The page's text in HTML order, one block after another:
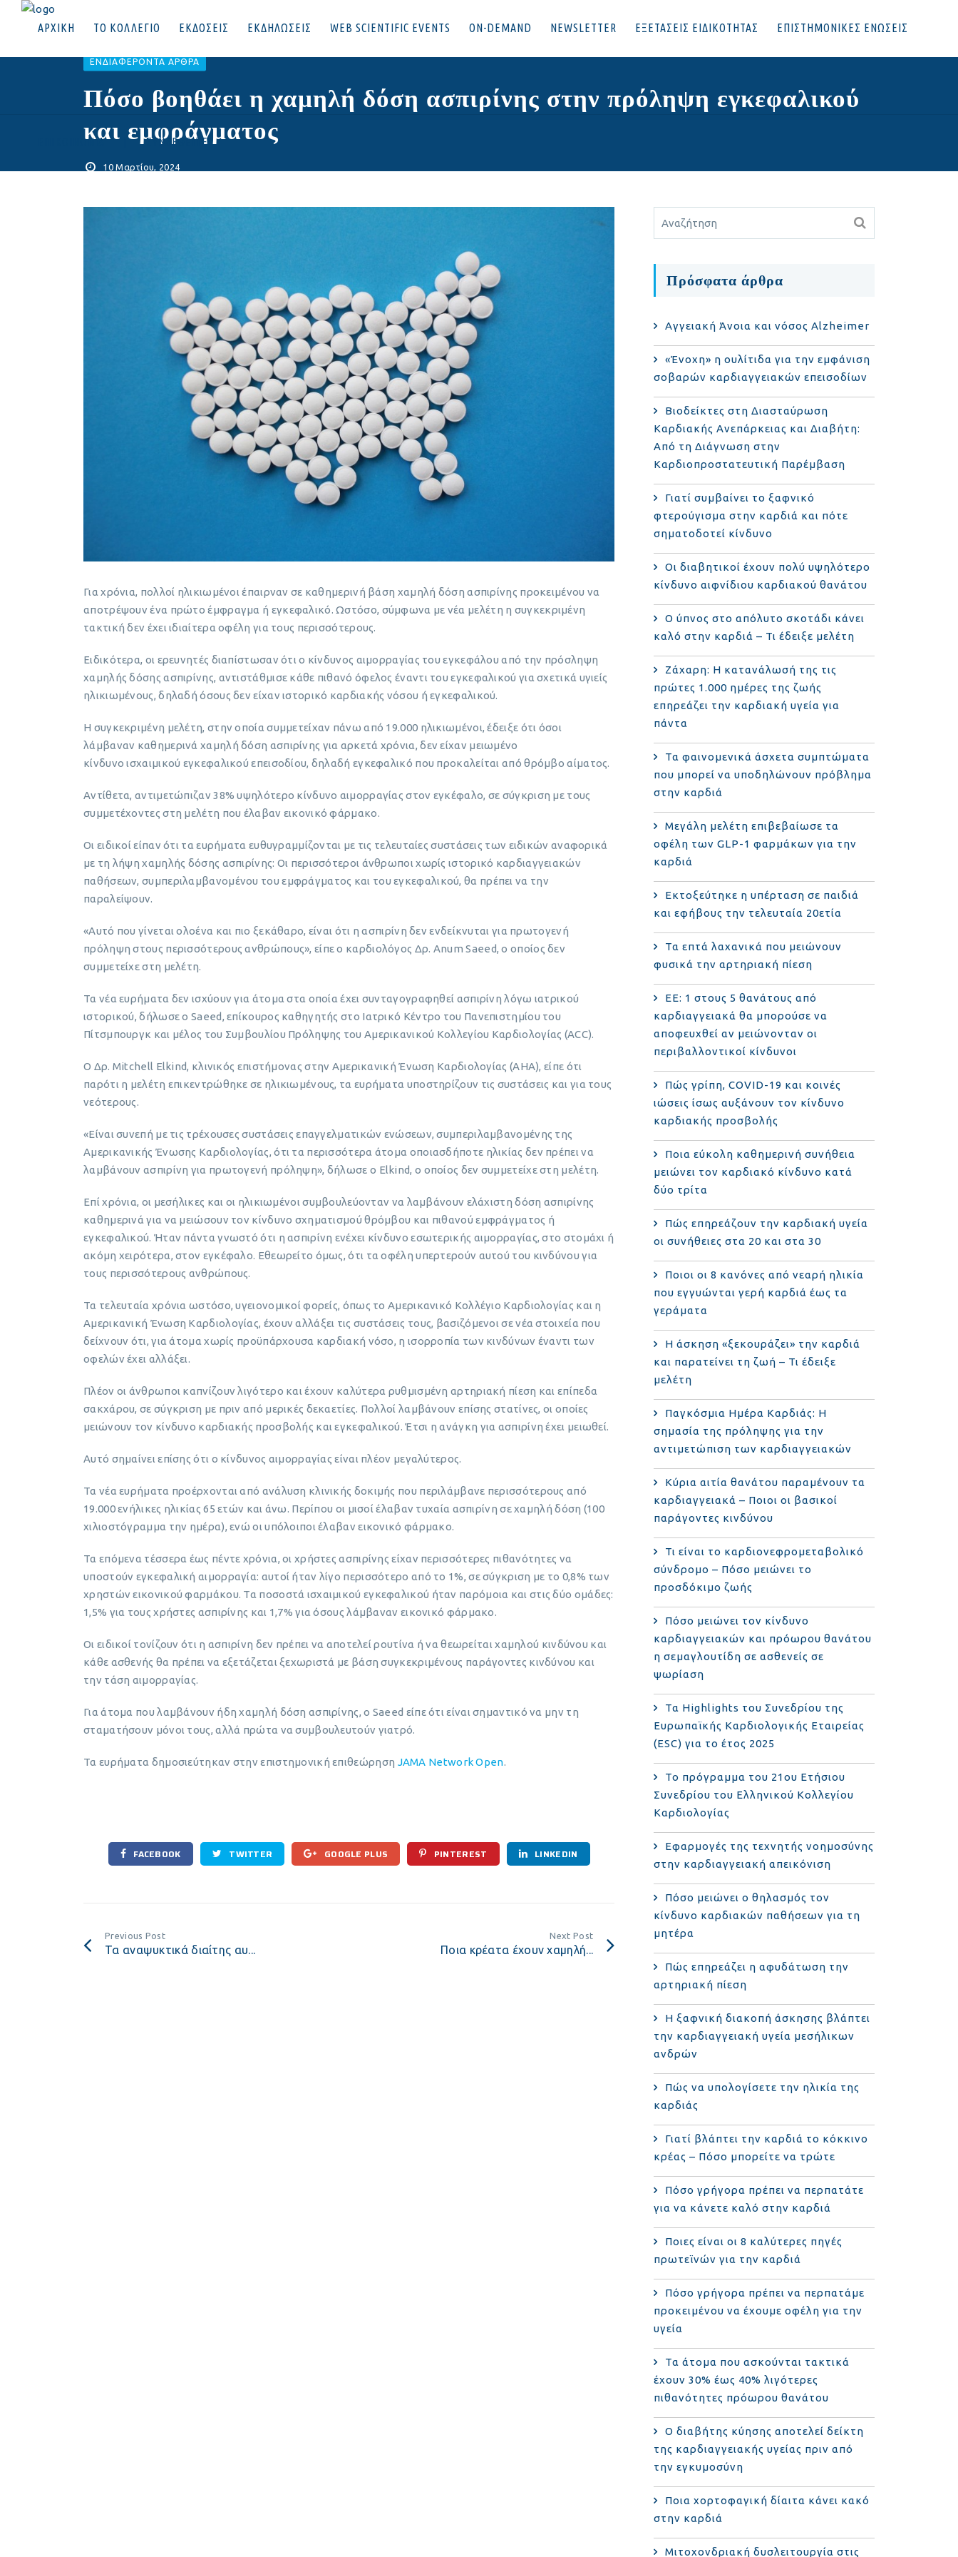
ΑΡΧΙΚΗ ΤΟ ΚΟΛΛΕΓΙΟ ΕΚΔΟΣΕΙΣ ΕΚΔΗΛΩΣΕΙΣ WEB SCIENTIFIC EVENTS ON-DEMAND NEWSLETTER ΕΞΕΤΑΣΕΙΣ ΕΙΔΙΚΟΤΗΤΑΣ ΕΠΙΣΤΗΜΟΝΙΚΕΣ ΕΝΩΣΕΙΣ
ΕΠΙΚΟΙΝΩΝΙΑ ΣΥΝΔΕΘΕΙΤΕ
EΝΔΙΑΦΈΡΟΝΤΑ ΆΡΘΡΑ
Πόσο βοηθάει η χαμηλή δόση ασπιρίνης στην πρόληψη εγκεφαλικού
και εμφράγματος
10 Μαρτίου, 2024
Για χρόνια, πολλοί ηλικιωμένοι έπαιρναν σε καθημερινή βάση χαμηλή δόση ασπιρίνης προκειμένου να
αποτρέψουν ένα πρώτο έμφραγμα ή εγκεφαλικό. Ωστόσο, σύμφωνα με νέα μελέτη η συγκεκριμένη
τακτική δεν έχει ιδιαίτερα οφέλη για τους περισσότερους.
Ειδικότερα, οι ερευνητές διαπίστωσαν ότι ο κίνδυνος αιμορραγίας του εγκεφάλου από την πρόσληψη
χαμηλής δόσης ασπιρίνης, αντιστάθμισε κάθε πιθανό όφελος έναντι του εγκεφαλικού για σχετικά υγιείς
ηλικιωμένους, δηλαδή όσους δεν είχαν ιστορικό καρδιακής νόσου ή εγκεφαλικού.
Η συγκεκριμένη μελέτη, στην οποία συμμετείχαν πάνω από 19.000 ηλικιωμένοι, έδειξε ότι όσοι
λάμβαναν καθημερινά χαμηλή δόση ασπιρίνης για αρκετά χρόνια, δεν είχαν μειωμένο
κίνδυνο ισχαιμικού εγκεφαλικού επεισοδίου, δηλαδή εγκεφαλικό που προκαλείται από θρόμβο αίματος.
Αντίθετα, αντιμετώπιζαν 38% υψηλότερο κίνδυνο αιμορραγίας στον εγκέφαλο, σε σύγκριση με τους
συμμετέχοντες στη μελέτη που έλαβαν εικονικό φάρμακο.
Οι ειδικοί είπαν ότι τα ευρήματα ευθυγραμμίζονται με τις τελευταίες συστάσεις των ειδικών αναφορικά
με τη λήψη χαμηλής δόσης ασπιρίνης: Οι περισσότεροι άνθρωποι χωρίς ιστορικό καρδιαγγειακών
παθήσεων, συμπεριλαμβανομένου του εμφράγματος και του εγκεφαλικού, θα πρέπει να την
παραλείψουν.
«Αυτό που γίνεται ολοένα και πιο ξεκάθαρο, είναι ότι η ασπιρίνη δεν ενδείκνυται για πρωτογενή
πρόληψη στους περισσότερους ανθρώπους», είπε ο καρδιολόγος Δρ. Anum Saeed, ο οποίος δεν
συμμετείχε στη μελέτη.
Τα νέα ευρήματα δεν ισχύουν για άτομα στα οποία έχει συνταγογραφηθεί ασπιρίνη λόγω ιατρικού
ιστορικού, δήλωσε ο Saeed, επίκουρος καθηγητής στο Ιατρικό Κέντρο του Πανεπιστημίου του
Πίτσμπουργκ και μέλος του Συμβουλίου Πρόληψης του Αμερικανικού Κολλεγίου Καρδιολογίας (ACC).
Ο Δρ. Mitchell Elkind, κλινικός επιστήμονας στην Αμερικανική Ένωση Καρδιολογίας (AHA), είπε ότι
παρότι η μελέτη επικεντρώθηκε σε ηλικιωμένους, τα ευρήματα υποστηρίζουν τις συστάσεις και για τους
νεότερους.
«Είναι συνεπή με τις τρέχουσες συστάσεις επαγγελματικών ενώσεων, συμπεριλαμβανομένης της
Αμερικανικής Ένωσης Καρδιολογίας, ότι τα περισσότερα άτομα οποιασδήποτε ηλικίας δεν πρέπει να
λαμβάνουν ασπιρίνη για πρωτογενή πρόληψη», δήλωσε ο Elkind, ο οποίος δεν συμμετείχε στη μελέτη.
Επί χρόνια, οι μεσήλικες και οι ηλικιωμένοι συμβουλεύονταν να λαμβάνουν ελάχιστη δόση ασπιρίνης
καθημερινά για να μειώσουν τον κίνδυνο σχηματισμού θρόμβου και πιθανού εμφράγματος ή
εγκεφαλικού. Ήταν πάντα γνωστό ότι η ασπιρίνη ενέχει κίνδυνο εσωτερικής αιμορραγίας, στο στομάχι ή
ακόμη χειρότερα, στον εγκέφαλο. Εθεωρείτο όμως, ότι τα οφέλη υπερτερούν αυτού του κινδύνου για
τους περισσότερους ανθρώπους.
Τα τελευταία χρόνια ωστόσο, υγειονομικοί φορείς, όπως το Αμερικανικό Κολλέγιο Καρδιολογίας και η
Αμερικανική Ένωση Καρδιολογίας, έχουν αλλάξει τις συστάσεις τους, βασιζόμενοι σε νέα στοιχεία που
δείχνουν ότι, για άτομα χωρίς προϋπάρχουσα καρδιακή νόσο, η ισορροπία των κινδύνων έναντι των
οφελών έχει αλλάξει.
Πλέον οι άνθρωποι καπνίζουν λιγότερο και έχουν καλύτερα ρυθμισμένη αρτηριακή πίεση και επίπεδα
σακχάρου, σε σύγκριση με πριν από μερικές δεκαετίες. Πολλοί λαμβάνουν επίσης στατίνες, οι οποίες
μειώνουν τον κίνδυνο καρδιακής προσβολής και εγκεφαλικού. Έτσι η ανάγκη για ασπιρίνη έχει μειωθεί.
Αυτό σημαίνει επίσης ότι ο κίνδυνος αιμορραγίας είναι πλέον μεγαλύτερος.
Τα νέα ευρήματα προέρχονται από ανάλυση κλινικής δοκιμής που περιλάμβανε περισσότερους από
19.000 ενήλικες ηλικίας 65 ετών και άνω. Περίπου οι μισοί έλαβαν τυχαία ασπιρίνη σε χαμηλή δόση (100
χιλιοστόγραμμα την ημέρα), ενώ οι υπόλοιποι έλαβαν εικονικό φάρμακο.
Τα επόμενα τέσσερα έως πέντε χρόνια, οι χρήστες ασπιρίνης είχαν περισσότερες πιθανότητες να
υποστούν εγκεφαλική αιμορραγία: αυτοί ήταν λίγο περισσότερο από το 1%, σε σύγκριση με το 0,8% των
χρηστών εικονικού φαρμάκου. Τα ποσοστά ισχαιμικού εγκεφαλικού ήταν παρόμοια και στις δύο ομάδες:
1,5% για τους χρήστες ασπιρίνης και 1,7% για όσους λάμβαναν εικονικό φάρμακο.
Οι ειδικοί τονίζουν ότι η ασπιρίνη δεν πρέπει να αποτελεί ρουτίνα ή να θεωρείται χαμηλού κινδύνου και
κάθε ασθενής θα πρέπει να εξετάζεται ξεχωριστά με βάση συγκεκριμένους παράγοντες κινδύνου και
την τάση αιμορραγίας.
Για άτομα που λαμβάνουν ήδη χαμηλή δόση ασπιρίνης, ο Saeed είπε ότι είναι σημαντικό να μην τη
σταματήσουν μόνοι τους, αλλά πρώτα να συμβουλευτούν γιατρό.
Τα ευρήματα δημοσιεύτηκαν στην επιστημονική επιθεώρηση JAMA Network Open.
FACEBOOK TWITTER GOOGLE PLUS PINTEREST LINKEDIN
Previous Post
Τα αναψυκτικά διαίτης αυ...
Next Post
Ποια κρέατα έχουν χαμηλή...
Πρόσφατα άρθρα
Αγγειακή Άνοια και νόσος Alzheimer
«Ένοχη» η ουλίτιδα για την εμφάνιση
σοβαρών καρδιαγγειακών επεισοδίων
Βιοδείκτες στη Διασταύρωση
Καρδιακής Ανεπάρκειας και Διαβήτη:
Από τη Διάγνωση στην
Καρδιοπροστατευτική Παρέμβαση
Γιατί συμβαίνει το ξαφνικό
φτερούγισμα στην καρδιά και πότε
σηματοδοτεί κίνδυνο
Οι διαβητικοί έχουν πολύ υψηλότερο
κίνδυνο αιφνίδιου καρδιακού θανάτου
Ο ύπνος στο απόλυτο σκοτάδι κάνει
καλό στην καρδιά – Τι έδειξε μελέτη
Ζάχαρη: Η κατανάλωσή της τις
πρώτες 1.000 ημέρες της ζωής
επηρεάζει την καρδιακή υγεία για
πάντα
Τα φαινομενικά άσχετα συμπτώματα
που μπορεί να υποδηλώνουν πρόβλημα
στην καρδιά
Μεγάλη μελέτη επιβεβαίωσε τα
οφέλη των GLP-1 φαρμάκων για την
καρδιά
Εκτοξεύτηκε η υπέρταση σε παιδιά
και εφήβους την τελευταία 20ετία
Τα επτά λαχανικά που μειώνουν
φυσικά την αρτηριακή πίεση
ΕΕ: 1 στους 5 θανάτους από
καρδιαγγειακά θα μπορούσε να
αποφευχθεί αν μειώνονταν οι
περιβαλλοντικοί κίνδυνοι
Πώς γρίπη, COVID-19 και κοινές
ιώσεις ίσως αυξάνουν τον κίνδυνο
καρδιακής προσβολής
Ποια εύκολη καθημερινή συνήθεια
μειώνει τον καρδιακό κίνδυνο κατά
δύο τρίτα
Πώς επηρεάζουν την καρδιακή υγεία
οι συνήθειες στα 20 και στα 30
Ποιοι οι 8 κανόνες από νεαρή ηλικία
που εγγυώνται γερή καρδιά έως τα
γεράματα
Η άσκηση «ξεκουράζει» την καρδιά
και παρατείνει τη ζωή – Τι έδειξε
μελέτη
Παγκόσμια Ημέρα Καρδιάς: Η
σημασία της πρόληψης για την
αντιμετώπιση των καρδιαγγειακών
Κύρια αιτία θανάτου παραμένουν τα
καρδιαγγειακά – Ποιοι οι βασικοί
παράγοντες κινδύνου
Τι είναι το καρδιονεφρομεταβολικό
σύνδρομο – Πόσο μειώνει το
προσδόκιμο ζωής
Πόσο μειώνει τον κίνδυνο
καρδιαγγειακών και πρόωρου θανάτου
η σεμαγλουτίδη σε ασθενείς σε
ψωρίαση
Τα Highlights του Συνεδρίου της
Ευρωπαϊκής Καρδιολογικής Εταιρείας
(ESC) για το έτος 2025
Το πρόγραμμα του 21ου Ετήσιου
Συνεδρίου του Ελληνικού Κολλεγίου
Καρδιολογίας
Εφαρμογές της τεχνητής νοημοσύνης
στην καρδιαγγειακή απεικόνιση
Πόσο μειώνει ο θηλασμός τον
κίνδυνο καρδιακών παθήσεων για τη
μητέρα
Πώς επηρεάζει η αφυδάτωση την
αρτηριακή πίεση
Η ξαφνική διακοπή άσκησης βλάπτει
την καρδιαγγειακή υγεία μεσήλικων
ανδρών
Πώς να υπολογίσετε την ηλικία της
καρδιάς
Γιατί βλάπτει την καρδιά το κόκκινο
κρέας – Πόσο μπορείτε να τρώτε
Πόσο γρήγορα πρέπει να περπατάτε
για να κάνετε καλό στην καρδιά
Ποιες είναι οι 8 καλύτερες πηγές
πρωτεϊνών για την καρδιά
Πόσο γρήγορα πρέπει να περπατάμε
προκειμένου να έχουμε οφέλη για την
υγεία
Τα άτομα που ασκούνται τακτικά
έχουν 30% έως 40% λιγότερες
πιθανότητες πρόωρου θανάτου
Ο διαβήτης κύησης αποτελεί δείκτη
της καρδιαγγειακής υγείας πριν από
την εγκυμοσύνη
Ποια χορτοφαγική δίαιτα κάνει κακό
στην καρδιά
Μιτοχονδριακή δυσλειτουργία στις